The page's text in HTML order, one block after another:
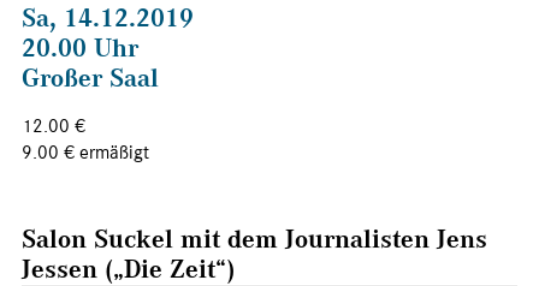
Sa, 14.12.2019
20.00 Uhr
Großer Saal
12.00 €
9.00 € ermäßigt
Salon Suckel mit dem Journalisten Jens
Jessen („Die Zeit“)